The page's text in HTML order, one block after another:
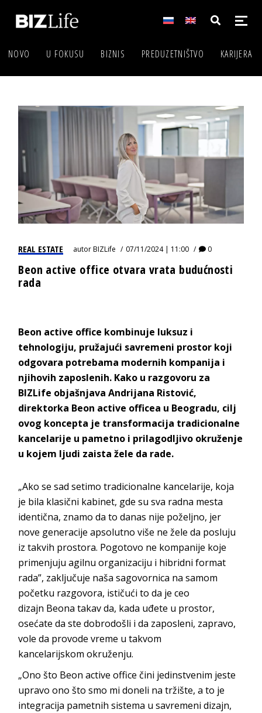
NOVO U FOKUSU BIZNIS PREDUZETNIŠTVO KARIJERA
REAL ESTATE autorBIZLife 07/11/2024 | 11:00 0
Beon active office otvara vrata budućnosti
rada
Beon active office kombinuje luksuz i
tehnologiju, pružajući savremeni prostor koji
odgovara potrebama modernih kompanija i
njihovih zaposlenih. Kako u razgovoru za
BIZLife objašnjavaAndrijana Ristović,
direktorka Beon active officea u Beogradu, cilj
ovog koncepta je transformacija tradicionalne
kancelarije u pametno i prilagodljivo okruženje
u kojem ljudi zaista žele da rade.
„Ako se sad setimo tradicionalne kancelarije, koja
je bila klasični kabinet, gde su sva radna mesta
identična, znamo da to danas nije poželjno, jer
nove generacije apsolutno više ne žele da posluju
iz takvih prostora. Pogotovo ne kompanije koje
primenjuju agilnu organizaciju i hibridni format
rada”, zaključuje naša sagovornica na samom
početku razgovora, ističući to da je ceo
dizajn Beona takav da, kada uđete u prostor,
osećate da ste dobrodošli i da zaposleni, zapravo,
vole da provode vreme u takvom
kancelarijskomokruženju.
„Ono što Beon active office čini jedinstvenim jeste
upravo ono što smo mi doneli na tržište, a to je
integracija pametnih sistema u savremeni dizajn,